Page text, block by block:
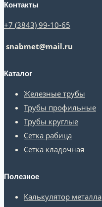
Контакты
+7 (3843) 99-10-65
snabmet@mail.ru
Каталог
Железные трубы
Трубы профильные
Трубы круглые
Сетка рабица
Сетка кладочная
Полезное
Калькулятор металла